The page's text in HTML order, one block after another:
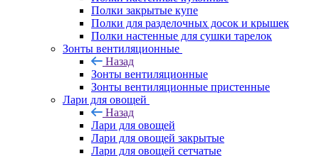
Полки закрытые купе
Полки для разделочных досок и крышек
Полки настенные для сушки тарелок
Зонты вентиляционные
Назад
Зонты вентиляционные
Зонты вентиляционные пристенные
Лари для овощей
Назад
Лари для овощей
Лари для овощей закрытые
Лари для овощей сетчатые